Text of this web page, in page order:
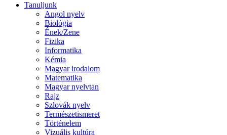
Tanuljunk
Angol nyelv
Biológia
Ének/Zene
Fizika
Informatika
Kémia
Magyar irodalom
Matematika
Magyar nyelvtan
Rajz
Szlovák nyelv
Természetismeret
Történelem
Vizuális kultúra